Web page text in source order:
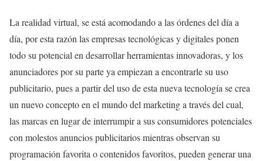
La realidad virtual, se está acomodando a las órdenes del día a
día, por esta razón las empresas tecnológicas y digitales ponen
todo su potencial en desarrollar herramientas innovadoras, y los
anunciadores por su parte ya empiezan a encontrarle su uso
publicitario, pues a partir del uso de esta nueva tecnología se crea
un nuevo concepto en el mundo del marketing a través del cual,
las marcas en lugar de interrumpir a sus consumidores potenciales
con molestos anuncios publicitarios mientras observan su
programación favorita o contenidos favoritos, pueden generar una